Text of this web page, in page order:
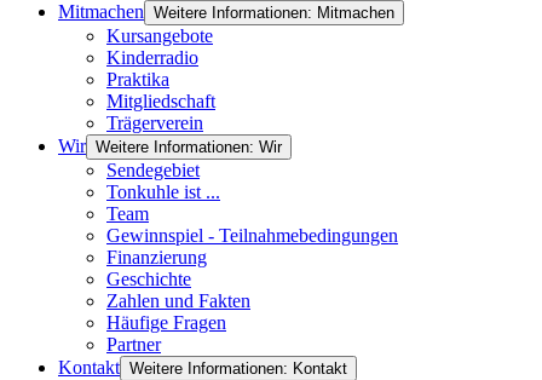
Mitmachen Weitere Informationen: Mitmachen
Kursangebote
Kinderradio
Praktika
Mitgliedschaft
Trägerverein
Wir Weitere Informationen: Wir
Sendegebiet
Tonkuhle ist ...
Team
Gewinnspiel - Teilnahmebedingungen
Finanzierung
Geschichte
Zahlen und Fakten
Häufige Fragen
Partner
Kontakt Weitere Informationen: Kontakt